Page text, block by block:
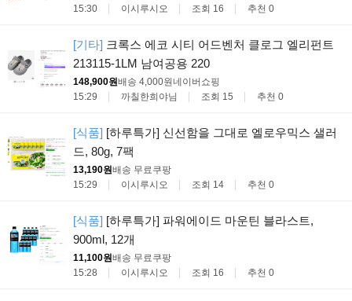
15:30
이시루시오 조회 16 추천 0
[기타] 크록스 에코 시티 어드벤처 클로그 엘리펀트
213115-1LM 남여공용 220
148,900원배송 4,000원네이버쇼핑
15:29
까칠한희야님 조회 15 추천 0
[식품] [하루특가] 신선함을 그대로 엘로우믹스 샐러
드, 80g, 7팩
13,190원배송 무료 쿠팡
15:29
이시루시오 조회 14 추천 0
[식품] [하루특가] 파워에이드 마운틴 블라스트,
900ml, 12개
11,100원배송 무료 쿠팡
15:28
이시루시오 조회 16 추천 0